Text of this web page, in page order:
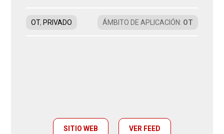
OT, PRIVADO ÁMBITO DE APLICACIÓN: OT
SITIO WEB VER FEED